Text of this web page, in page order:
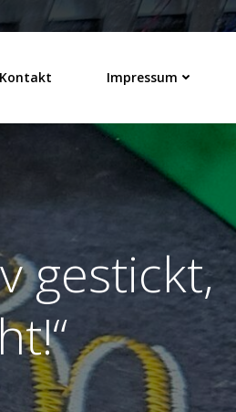
Kontakt Impressum
gestickt,